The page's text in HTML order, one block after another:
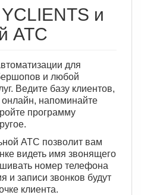
и
АТС
для
и любой
Ведите базу клиентов,
напоминайте
программу
АТС позволит вам
видеть имя звонящего
номер телефона
и записи звонков будут
клиента.